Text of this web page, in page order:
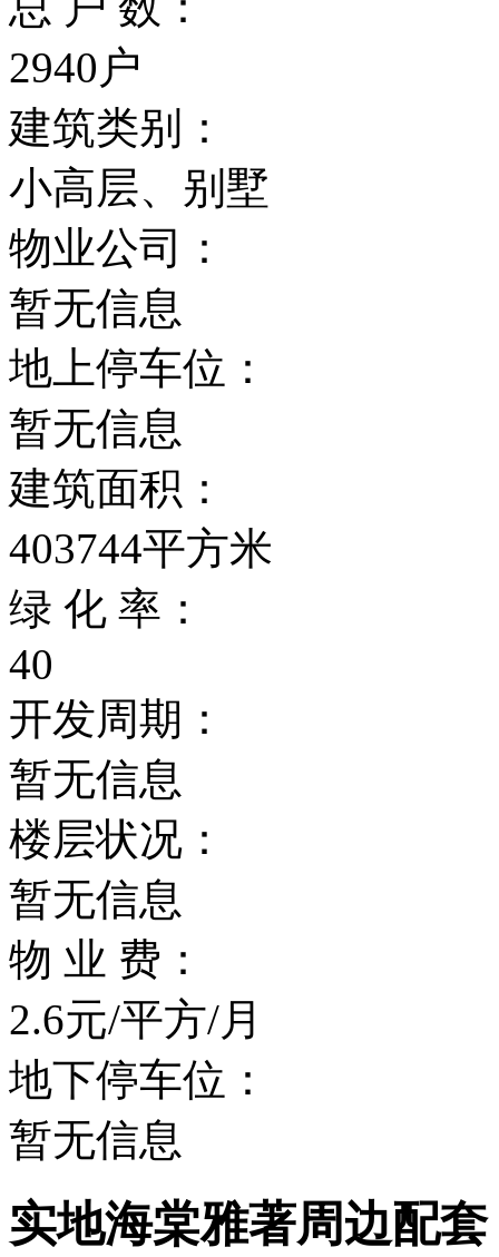
2940户
建筑类别：
小高层、别墅
物业公司：
暂无信息
地上停车位：
暂无信息
建筑面积：
403744平方米
绿 化 率：
40
开发周期：
暂无信息
楼层状况：
暂无信息
物 业 费：
2.6元/平方/月
地下停车位：
暂无信息
实地海棠雅著周边配套